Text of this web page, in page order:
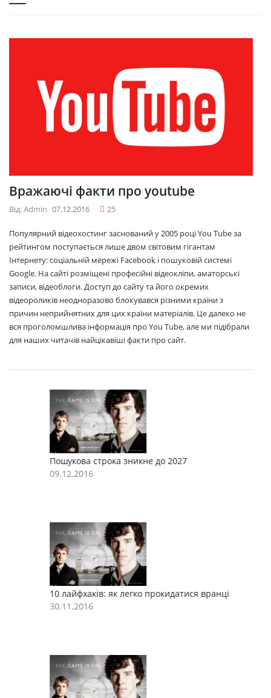
Вражаючі факти про youtube
Від: Admin 07.12.2016 25
Популярний відеохостинг заснований у 2005 році You Tube за
рейтингом поступається лише двом світовим гігантам
Інтернету: соціальній мережі Facebook і пошуковій системі
Google. На сайті розміщені професійні відеокліпи, аматорські
записи, відеоблоги. Доступ до сайту та його окремих
відеороликів неодноразово блокувався різними країни з
причин неприйнятних для цих країни матеріалів. Це далеко не
вся проголомшлива інформація про You Tube, але ми підібрали
для наших читачів найцікавіші факти про сайт.
Пошукова строка зникне до 2027
09.12.2016
10 лайфхаків: як легко прокидатися вранці
30.11.2016